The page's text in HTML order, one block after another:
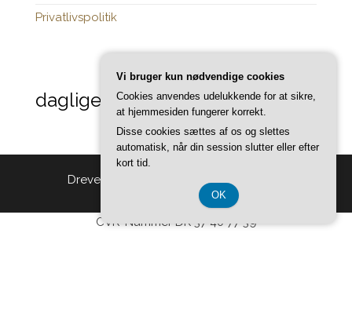
Privatlivspolitik
daglige-opdateringer.dk
Drevet af Tema:Head Blog
CVR-Nummer DK 37 40 77 39
Vi bruger kun nødvendige cookies
Cookies anvendes udelukkende for at sikre,
at hjemmesiden fungerer korrekt.
Disse cookies sættes af os og slettes
automatisk, når din session slutter eller efter
kort tid.
OK